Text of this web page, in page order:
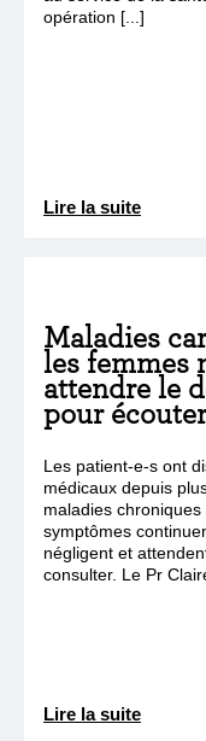
opération [...]
Lire la suite
Maladies
les femmes
attendre le
pour
Les patient-e-s ont
médicaux depuis
maladies
symptômes
négligent et
consulter. Le Pr
Lire la suite